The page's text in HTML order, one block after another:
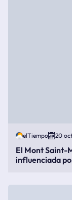
elTiempo 20
El Mont Saint-
influenciada